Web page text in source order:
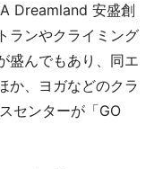
Dreamland 安盛創
ランやクライミング
盛んでもあり、同エ
か、ヨガなどのクラ
センターが「GO